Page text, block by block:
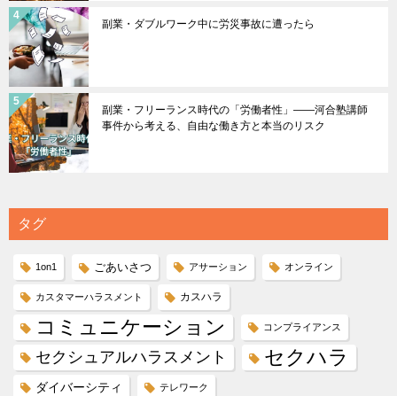
副業・ダブルワーク中に労災事故に遭ったら
副業・フリーランス時代の「労働者性」――河合塾講師
事件から考える、自由な働き方と本当のリスク
タグ
1on1 ごあいさつ アサーション オンライン
カスタマーハラスメント カスハラ
コミュニケーション コンプライアンス
セクシュアルハラスメント セクハラ
ダイバーシティ テレワーク